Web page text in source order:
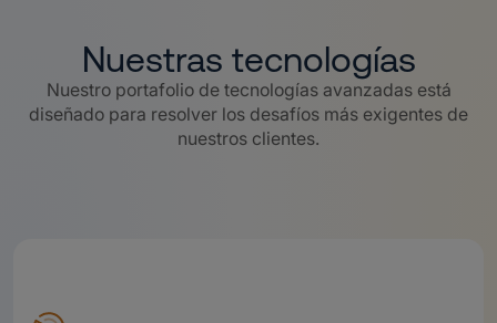
Nuestras tecnologías
Nuestro portafolio de tecnologías avanzadas está
diseñado para resolver los desafíos más exigentes de
nuestros clientes.